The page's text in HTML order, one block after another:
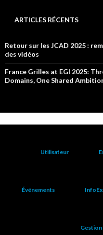
ARTICLES RÉCENTS
Retour sur les JCAD 2025 :
des vidéos
France Grilles at EGI 2025:
Domains, One Shared
Utilisateur
Événements